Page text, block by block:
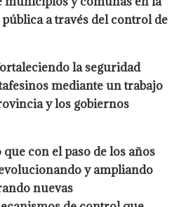
a través del control de
la seguridad
mediante un trabajo
y los gobiernos
con el paso de los años
y ampliando
nuevas